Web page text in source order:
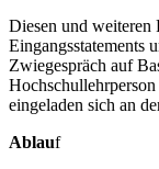
Diesen und
Eingangsstatements
Zwiegespräch auf
eingeladen sich an
Ablauf